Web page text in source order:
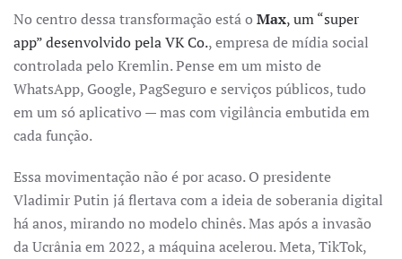
No centro dessa transformação está o Max, um “super
app” desenvolvido pela VK Co., empresa de mídia social
controlada pelo Kremlin. Pense em um misto de
WhatsApp, Google, PagSeguro e serviços públicos, tudo
em um só aplicativo — mas com vigilância embutida em
cada função.
Essa movimentação não é por acaso. O presidente
Vladimir Putin já flertava com a ideia de soberania digital
há anos, mirando no modelo chinês. Mas após a invasão
da Ucrânia em 2022, a máquina acelerou. Meta, TikTok,